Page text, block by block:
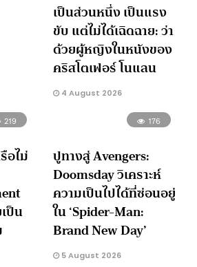
เป็นส่วนหนึ่ง เป็นแรง
ขับ แต่ไม่ได้เฉิดฉาย: ว่า
ด้วยผู้หญิงในหนังของ
คริสโตเฟอร์ โนแลน
4 August 2026
219
อไม่
ป็น
176
ปูทางสู่ Avengers:
Doomsday วิเคราะห์
ความเป็นไปได้ที่ซ่อนอยู่
ใน ‘Spider-Man:
Brand New Day’
5 August 2026